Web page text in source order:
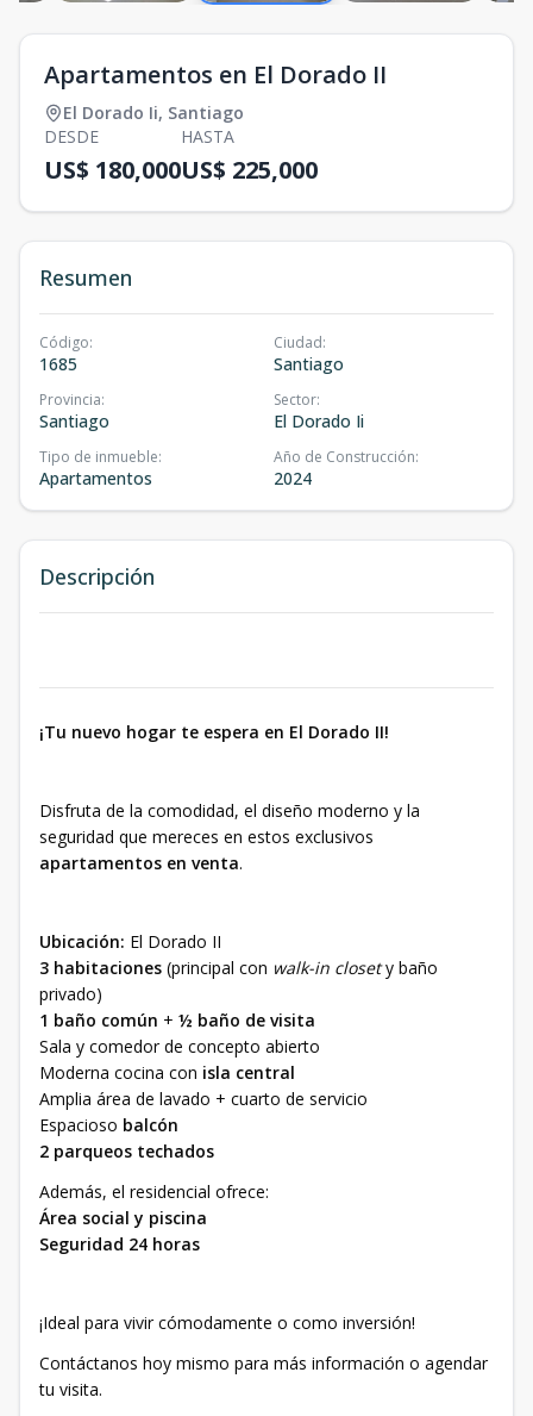
Apartamentos en El Dorado II
El Dorado Ii, Santiago
DESDE
US$ 180,000
HASTA
US$ 225,000
Resumen
Código:
1685
Ciudad:
Santiago
Provincia:
Santiago
Sector:
El Dorado Ii
Tipo de inmueble:
Apartamentos
Año de Construcción:
2024
Descripción
¡Tu nuevo hogar te espera en El Dorado II!
Disfruta de la comodidad, el diseño moderno y la
seguridad que mereces en estos exclusivos
apartamentos en venta.
Ubicación: El Dorado II
3 habitaciones (principal con walk-in closety baño
privado)
1 baño común + ½ baño de visita
Sala y comedor de concepto abierto
Moderna cocina con isla central
Amplia área de lavado + cuarto de servicio
Espacioso balcón
2 parqueos techados
Además, el residencial ofrece:
Área social y piscina
Seguridad 24 horas
¡Ideal para vivir cómodamente o como inversión!
Contáctanos hoy mismo para más información o agendar
tu visita.